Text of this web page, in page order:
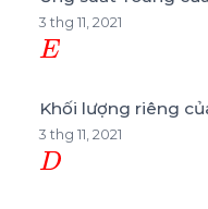
3 thg 11, 2021
E
Khối lượng riêng
3 thg 11, 2021
D